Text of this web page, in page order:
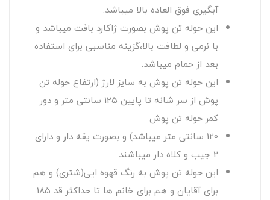
آبگیری فوق العاده بالا میباشد.
این حوله تن پوش بصورت ژاکارد بافت میباشد و
با نرمی و لطافت بالا،گزینه مناسبی برای استفاده
بعد از حمام میباشد.
این حوله تن پوش به سایز لارژ (ارتفاع حوله تن
پوش از سر شانه تا پایین 125 سانتی متر و دور
کمر حوله تن پوش
120 سانتی متر میباشد) و بصورت یقه دار و دارای
2 جیب و کلاه دار میباشند.
این حوله تن پوش به رنگ قهوه ایی(شتری) و هم
برای آقایان و هم برای خانم ها تا حداکثر قد 185